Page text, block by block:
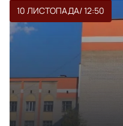
10 ЛИСТОПАДА/ 12:50